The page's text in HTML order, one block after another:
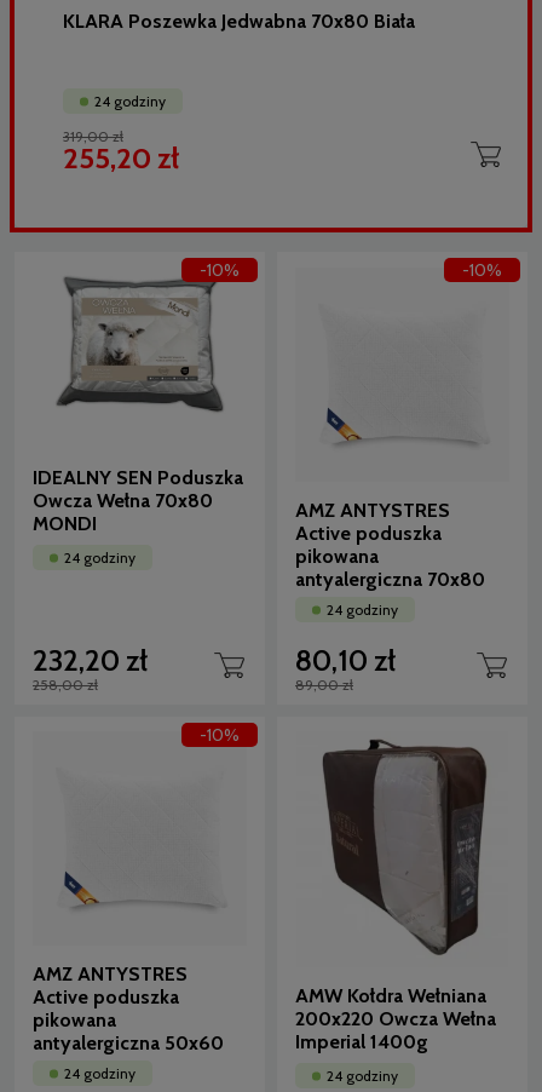
KLARA Poszewka Jedwabna 70x80 Biała
24 godziny
319,00 zł
255,20 zł
IDEALNY SEN Poduszka
Owcza Wełna 70x80
MONDI
24 godziny
232,20 zł
258,00 zł
-10%
AMZ ANTYSTRES
Active poduszka
pikowana
antyalergiczna 70x80
24 godziny
80,10 zł
89,00 zł
-10%
AMZ ANTYSTRES
Active poduszka
pikowana
antyalergiczna 50x60
24 godziny
-10%
AMW Kołdra Wełniana
200x220 Owcza Wełna
Imperial 1400g
24 godziny